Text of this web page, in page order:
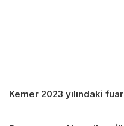
Kemer 2023 yılındaki